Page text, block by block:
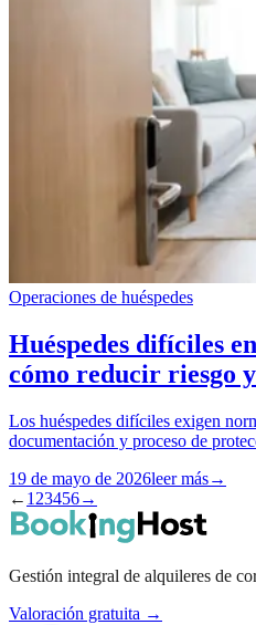
Operaciones de huéspedes
Huéspedes difíciles
cómo reducir riesgo
Los huéspedes difíciles exigen
documentación y proceso de
19 de mayo de 2026leer más→
← 1 23456→
Gestión integral de alquileres de
Valoración gratuita →